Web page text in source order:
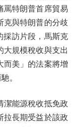
罵特朗普首席貿易
克與特朗普的分歧
採訪片段，馬斯克
大規模稅收與支出
而美」的法案將增
。
能源稅收抵免政
拉長期受益於該政